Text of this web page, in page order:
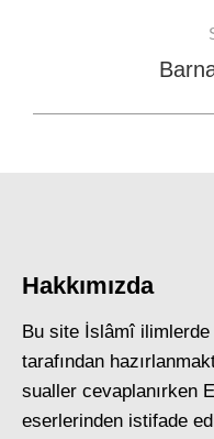
Hakkımızda
Bu site İslâmî
tarafından
sualler cevaplanırken
eserlerinden istifade